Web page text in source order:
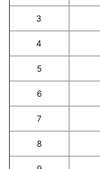
3
4
5
6
7
8